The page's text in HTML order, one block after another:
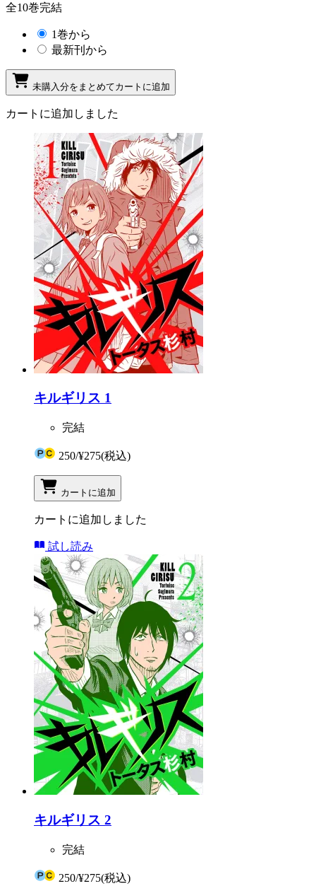
全10巻完結
1巻から
最新刊から
未購入分をまとめてカートに追加
カートに追加しました
キルギリス 1
完結
250/¥275(税込)
カートに追加
カートに追加しました
試し読み
キルギリス 2
完結
250/¥275(税込)